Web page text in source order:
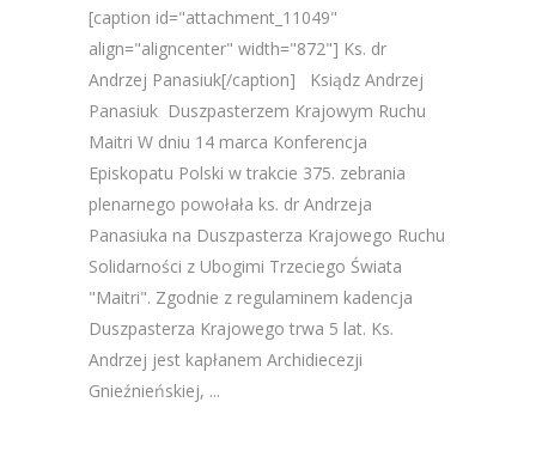
[caption id="attachment_11049"
align="aligncenter" width="872"] Ks. dr
Andrzej Panasiuk[/caption] Ksiądz Andrzej
Panasiuk Duszpasterzem Krajowym Ruchu
Maitri W dniu 14 marca Konferencja
Episkopatu Polski w trakcie 375. zebrania
plenarnego powołała ks. dr Andrzeja
Panasiuka na Duszpasterza Krajowego Ruchu
Solidarności z Ubogimi Trzeciego Świata
"Maitri". Zgodnie z regulaminem kadencja
Duszpasterza Krajowego trwa 5 lat. Ks.
Andrzej jest kapłanem Archidiecezji
Gnieźnieńskiej, ...